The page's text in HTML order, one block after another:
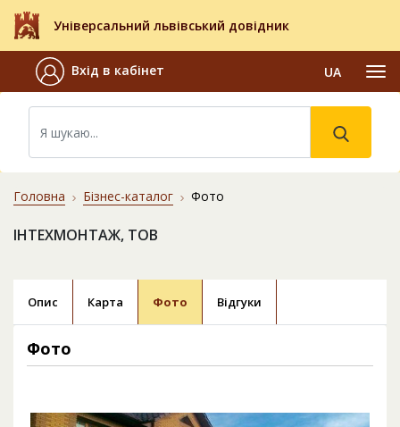
Універсальний львівський довідник
Вхід в кабінет UA
Головна Бізнес-каталог Фото
ІНТЕХМОНТАЖ, ТОВ
Опис Карта Фото Відгуки
Фото